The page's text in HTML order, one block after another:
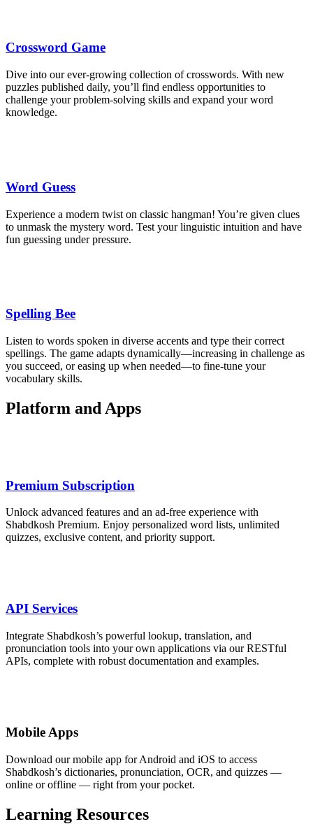
Crossword Game
Dive into our ever-growing collection of crosswords. With new
puzzles published daily, you’ll find endless opportunities to
challenge your problem-solving skills and expand your word
knowledge.
Word Guess
Experience a modern twist on classic hangman! You’re given clues
to unmask the mystery word. Test your linguistic intuition and have
fun guessing under pressure.
Spelling Bee
Listen to words spoken in diverse accents and type their correct
spellings. The game adapts dynamically—increasing in challenge as
you succeed, or easing up when needed—to fine-tune your
vocabulary skills.
Platform and Apps
Premium Subscription
Unlock advanced features and an ad‑free experience with
Shabdkosh Premium. Enjoy personalized word lists, unlimited
quizzes, exclusive content, and priority support.
API Services
Integrate Shabdkosh’s powerful lookup, translation, and
pronunciation tools into your own applications via our RESTful
APIs, complete with robust documentation and examples.
Mobile Apps
Download our mobile app for Android and iOS to access
Shabdkosh’s dictionaries, pronunciation, OCR, and quizzes —
online or offline — right from your pocket.
Learning Resources